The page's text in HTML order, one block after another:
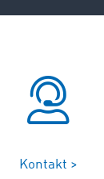
Kontakt >